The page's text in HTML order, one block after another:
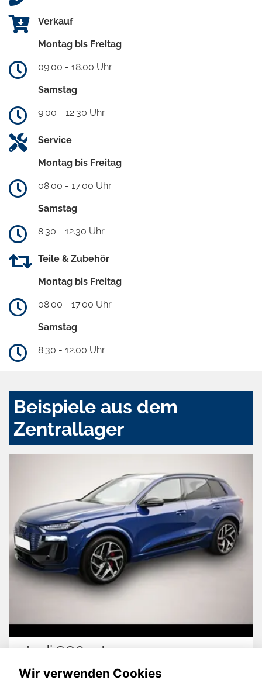
Verkauf
Montag bis Freitag
09.00 - 18.00 Uhr
Samstag
9.00 - 12.30 Uhr
Service
Montag bis Freitag
08.00 - 17.00 Uhr
Samstag
8.30 - 12.30 Uhr
Teile & Zubehör
Montag bis Freitag
08.00 - 17.00 Uhr
Samstag
8.30 - 12.00 Uhr
Beispiele aus dem
Zentrallager
Audi SQ6 e-tron
Wir verwenden Cookies